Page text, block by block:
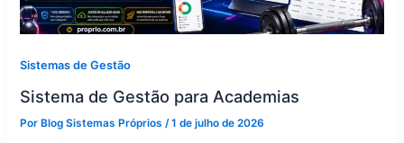
Sistemas de Gestão
Sistema de Gestão para Academias
PorBlog Sistemas Próprios/1 de julho de 2026